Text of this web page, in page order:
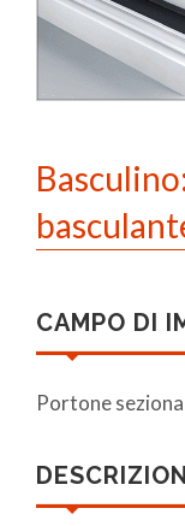
CAMPO DI
Portone